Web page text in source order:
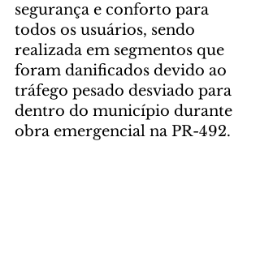
segurança e conforto para
todos os usuários, sendo
realizada em segmentos que
foram danificados devido ao
tráfego pesado desviado para
dentro do município durante
obra emergencial na PR-492.